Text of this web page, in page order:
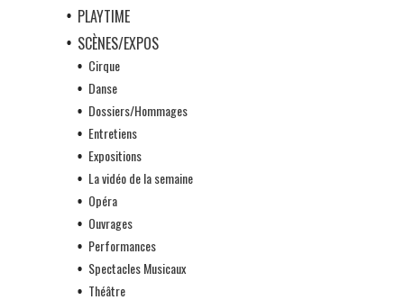
PLAYTIME
SCÈNES/EXPOS
Cirque
Danse
Dossiers/Hommages
Entretiens
Expositions
La vidéo de la semaine
Opéra
Ouvrages
Performances
Spectacles Musicaux
Théâtre